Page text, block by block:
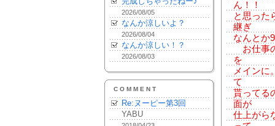
2026/08/05
なんか涼しいよ？
2026/08/04
なんか涼しい！？
2026/08/03
COMMENT
Re:ヌーピー第3回
YABU
ん！！
と思った
継ぎ
なんとか
お仕事
を
メインに
て
貰ってる
面が
仕上がら